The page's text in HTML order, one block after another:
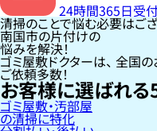
24時間365日受
清掃のことで悩む必要はご
南国市の片付けの
悩みを解決！
ゴミ屋敷ドクターは、 全国の
ご依頼多数！
お客様に選ばれる
ゴミ屋敷・汚部屋
の清掃に特化